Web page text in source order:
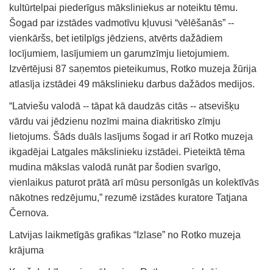
kultūrtelpai piederīgus māksliniekus ar noteiktu tēmu.
Šogad par izstādes vadmotīvu kļuvusi “vēlēšanās” --
vienkāršs, bet ietilpīgs jēdziens, atvērts dažādiem
locījumiem, lasījumiem un garumzīmju lietojumiem.
Izvērtējusi 87 saņemtos pieteikumus, Rotko muzeja žūrija
atlasīja izstādei 49 mākslinieku darbus dažādos medijos.
“Latviešu valodā -- tāpat kā daudzās citās -- atsevišķu
vārdu vai jēdzienu nozīmi maina diakritisko zīmju
lietojums. Šāds duāls lasījums šogad ir arī Rotko muzeja
ikgadējai Latgales mākslinieku izstādei. Pieteiktā tēma
mudina mākslas valodā runāt par šodien svarīgo,
vienlaikus paturot prātā arī mūsu personīgās un kolektīvās
nākotnes redzējumu,” rezumē izstādes kuratore Tatjana
Černova.
Latvijas laikmetīgās grafikas “Izlase” no Rotko muzeja
krājuma